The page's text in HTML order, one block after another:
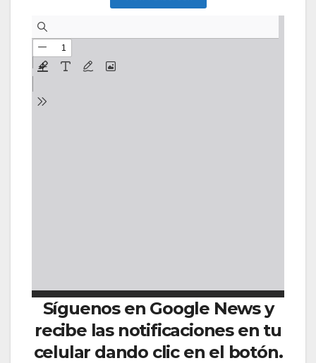
Síguenos en Google News y
recibe las notificaciones en tu
celular dando clic en el botón.